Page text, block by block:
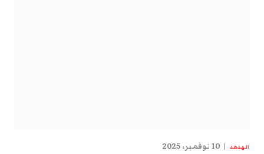
الهدهد 10 نوفمبر، 2025